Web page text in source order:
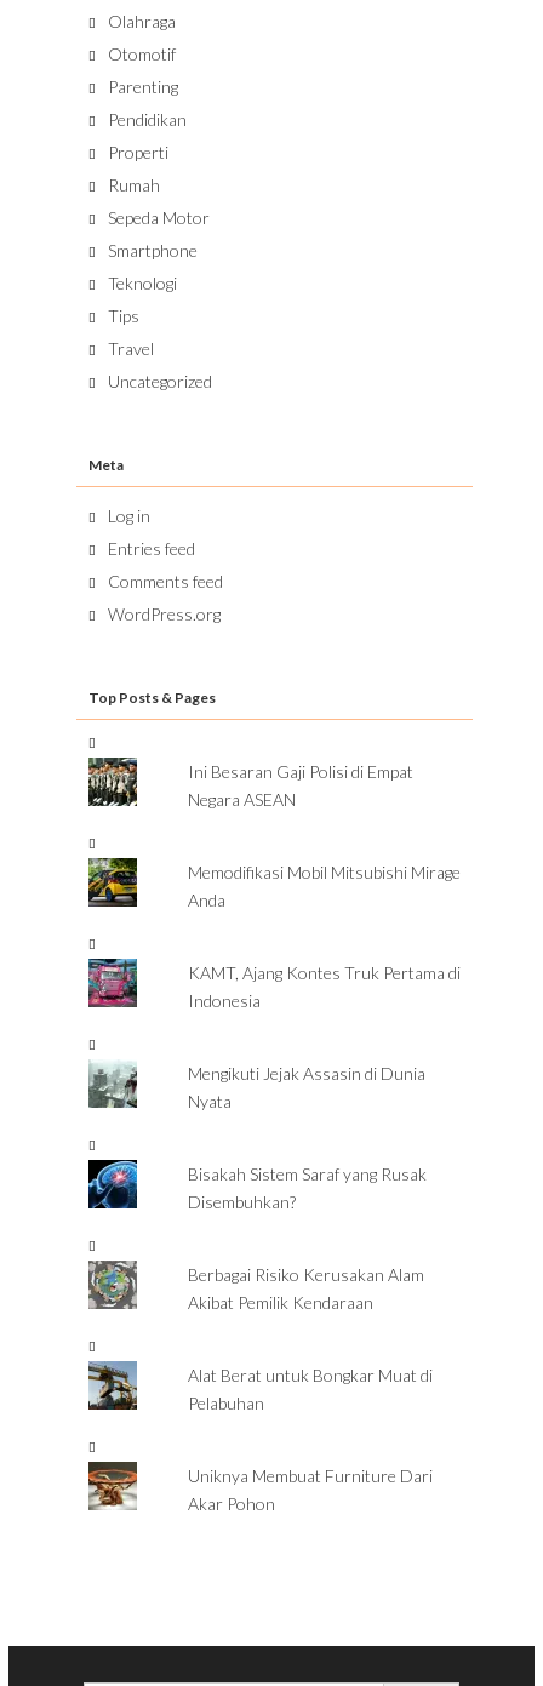
Olahraga
Otomotif
Parenting
Pendidikan
Properti
Rumah
Sepeda Motor
Smartphone
Teknologi
Tips
Travel
Uncategorized
Meta
Log in
Entries feed
Comments feed
WordPress.org
Top Posts & Pages
Ini Besaran Gaji Polisi di Empat
Negara ASEAN
Memodifikasi Mobil Mitsubishi Mirage
Anda
KAMT, Ajang Kontes Truk Pertama di
Indonesia
Mengikuti Jejak Assasin di Dunia
Nyata
Bisakah Sistem Saraf yang Rusak
Disembuhkan?
Berbagai Risiko Kerusakan Alam
Akibat Pemilik Kendaraan
Alat Berat untuk Bongkar Muat di
Pelabuhan
Uniknya Membuat Furniture Dari
Akar Pohon